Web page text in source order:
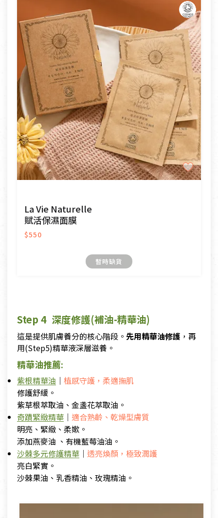
La Vie Naturelle
賦活保濕面膜
$550
暫時缺貨
Step 4 深度修護(補油-精華油)
這是提供肌膚養分的核心階段。 先用精華油修護 ，再
用(Step5)精華液深層滋養。
精華油推薦:
紫根精華油 ｜ 植感守護，柔適撫肌
修護舒緩。
紫草根萃取油、金盞花萃取油。
奇蹟緊緻精華 ｜ 適合熟齡、乾燥型膚質
明亮、緊緻、柔嫰。
添加燕麥油 、有機藍莓油油。
沙棘多元修護精華 ｜ 透亮煥顏，極致潤護
亮白緊實。
沙棘果油、乳香精油、玫瑰精油。